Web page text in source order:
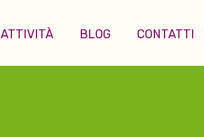
ATTIVITÀ BLOG CONTATTI